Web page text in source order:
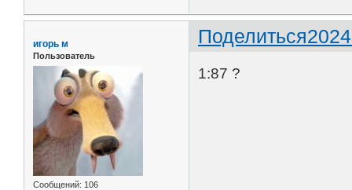
Поделиться
игорь м
Пользователь
Сообщений: 106
1:87 ?